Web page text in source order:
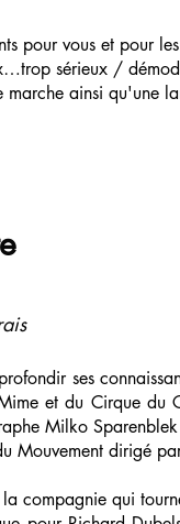
pour vous et pour
sérieux /
marche ainsi qu'une
ses
et du Cirque
Milko
Mouvement dirigé
compagnie qui